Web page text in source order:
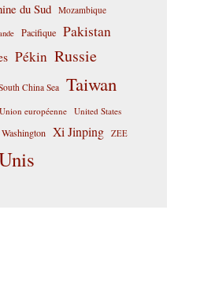
du Sud Mozambique
Pacifique Pakistan
Pékin Russie
China Sea Taiwan
Union européenne United States
Washington Xi Jinping ZEE